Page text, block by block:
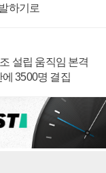
하기로
설립 움직임 본격
3500명 결집